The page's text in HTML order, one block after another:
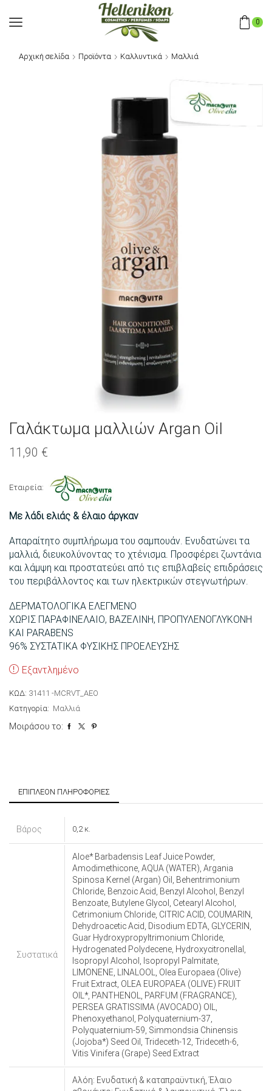
0
Αρχική σελίδα Προϊόντα Καλλυντικά Μαλλιά
Γαλάκτωμα μαλλιών Argan Oil
11,90 €
Εταιρεία:
Με λάδι ελιάς & έλαιο άργκαν
Απαραίτητο συμπλήρωμα του σαμπουάν. Ενυδατώνει τα
μαλλιά, διευκολύνοντας το χτένισμα. Προσφέρει ζωντάνια
και λάμψη και προστατεύει από τις επιβλαβείς επιδράσεις
του περιβάλλοντος και των ηλεκτρικών στεγνωτήρων.
ΔΕΡΜΑΤΟΛΟΓΙΚΑ ΕΛΕΓΜΕΝΟ
ΧΩΡΙΣ ΠΑΡΑΦΙΝΕΛΑΙΟ, ΒΑΖΕΛΙΝΗ, ΠΡΟΠΥΛΕΝΟΓΛΥΚΟΝΗ
ΚΑΙ PARABENS
96% ΣΥΣΤΑΤΙΚΑ ΦΥΣΙΚΗΣ ΠΡΟΕΛΕΥΣΗΣ
Εξαντλημένο
ΚΩΔ: 31411 -MCRVT_AEO
Κατηγορία: Μαλλιά
Μοιράσου το:
ΕΠΙΠΛΈΟΝ ΠΛΗΡΟΦΟΡΊΕΣ
Βάρος 0,2 κ.
Συστατικά
Aloe* Barbadensis Leaf Juice Powder,
Amodimethicone, AQUA (WATER), Argania
Spinosa Kernel (Argan) Oil, Behentrimonium
Chloride, Benzoic Acid, Benzyl Alcohol, Benzyl
Benzoate, Butylene Glycol, Cetearyl Alcohol,
Cetrimonium Chloride, CITRIC ACID, COUMARIN,
Dehydroacetic Acid, Disodium EDTA, GLYCERIN,
Guar Hydroxypropyltrimonium Chloride,
Hydrogenated Polydecene, Hydroxycitronellal,
Isopropyl Alcohol, Isopropyl Palmitate,
LIMONENE, LINALOOL, Olea Europaea (Olive)
Fruit Extract, OLEA EUROPAEA (OLIVE) FRUIT
OIL*, PANTHENOL, PARFUM (FRAGRANCE),
PERSEA GRATISSIMA (AVOCADO) OIL,
Phenoxyethanol, Polyquaternium-37,
Polyquaternium-59, Simmondsia Chinensis
(Jojoba*) Seed Oil, Trideceth-12, Trideceth-6,
Vitis Vinifera (Grape) Seed Extract
Αλόη: Ενυδατική & καταπραϋντική, Έλαιο